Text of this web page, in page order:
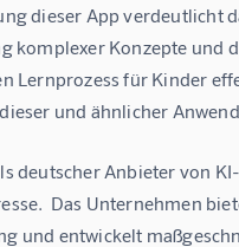
dieser App verdeutlicht
komplexer Konzepte und
Lernprozess für Kinder
und ähnlicher
deutscher Anbieter von
Das Unternehmen
und entwickelt